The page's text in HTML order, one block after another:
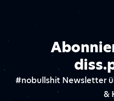
#nobullshit Newsletter
&